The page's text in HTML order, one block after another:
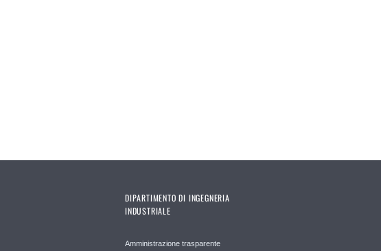
DIPARTIMENTO DI INGEGNERIA
INDUSTRIALE
Amministrazione trasparente